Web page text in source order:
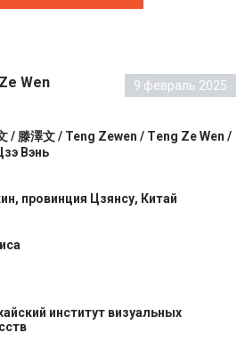
Wen 9 февраль 2025
/ 滕澤文 / Teng Zewen / Тeng Ze Wen /
Вэнь
провинция Цзянсу, Китай
институт визуальных